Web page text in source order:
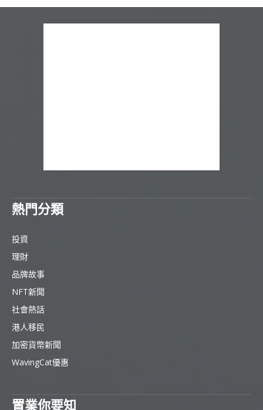
熱門分類
投資
理財
品牌故事
NFT新聞
社會熱話
港人移民
加密貨幣新聞
WavingCat優惠
置業你要知